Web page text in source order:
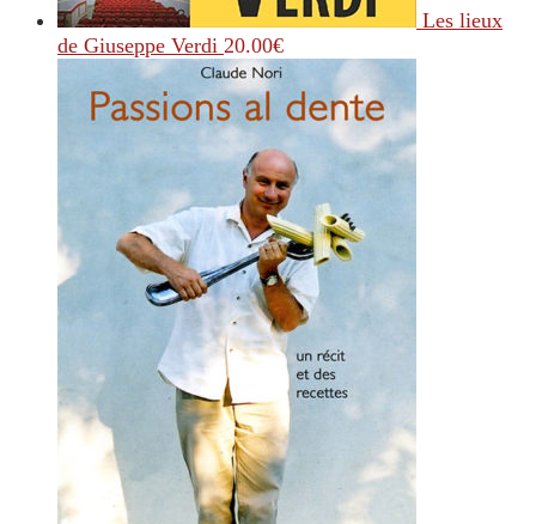
Les lieux
de Giuseppe Verdi 20.00€